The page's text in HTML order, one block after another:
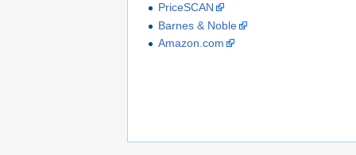
PriceSCAN
Barnes & Noble
Amazon.com